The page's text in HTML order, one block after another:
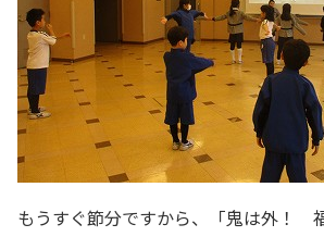
もうすぐ節分ですから、「鬼は外！